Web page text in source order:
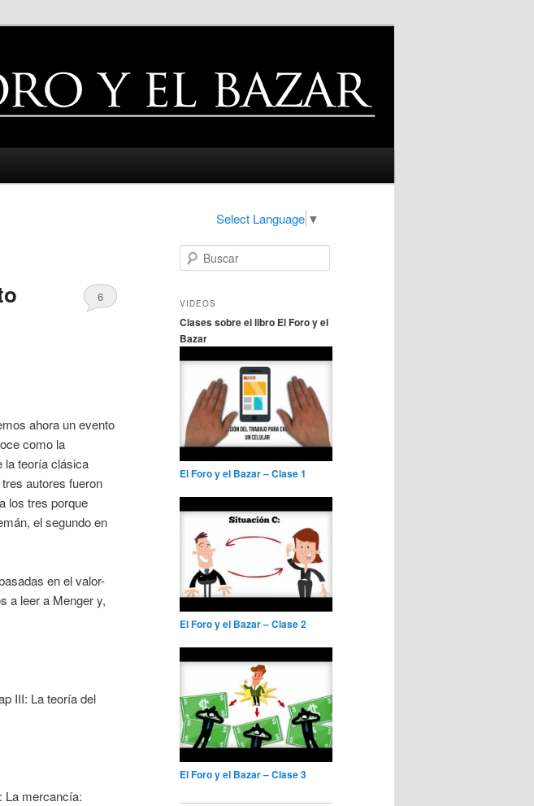
Select Language ▼
6
ahora un evento
como la
la teoría clásica
autores fueron
los tres porque
el segundo en
en el valor-
a leer a Menger y,
III: La teoría del
La mercancía:
u
c
r
VIDEOS
Clases sobre el libro El Foro y el
Bazar
El Foro y el Bazar – Clase 1
El Foro y el Bazar – Clase 2
El Foro y el Bazar – Clase 3